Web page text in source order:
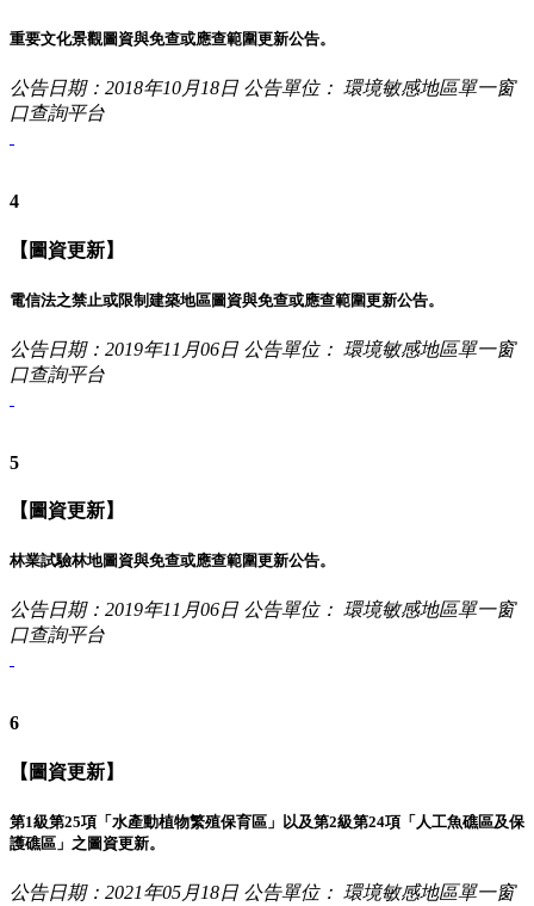
重要文化景觀圖資與免查或應查範圍更新公告。
公告日期：2018年10月18日 公告單位： 環境敏感地區單一窗
口查詢平台
4
【圖資更新】
電信法之禁止或限制建築地區圖資與免查或應查範圍更新公告。
公告日期：2019年11月06日 公告單位： 環境敏感地區單一窗
口查詢平台
5
【圖資更新】
林業試驗林地圖資與免查或應查範圍更新公告。
公告日期：2019年11月06日 公告單位： 環境敏感地區單一窗
口查詢平台
6
【圖資更新】
第1級第25項「水產動植物繁殖保育區」以及第2級第24項「人工魚礁區及保
護礁區」之圖資更新。
公告日期：2021年05月18日 公告單位： 環境敏感地區單一窗